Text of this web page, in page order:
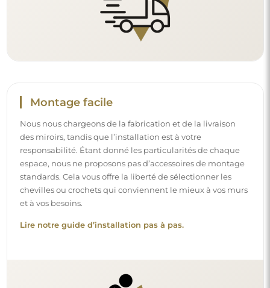
Montage facile
Nous nous chargeons de la fabrication et de la livraison
des miroirs, tandis que l’installation est à votre
responsabilité. Étant donné les particularités de chaque
espace, nous ne proposons pas d’accessoires de montage
standards. Cela vous offre la liberté de sélectionner les
chevilles ou crochets qui conviennent le mieux à vos murs
et à vos besoins.
Lire notre guide d’installation pas à pas.